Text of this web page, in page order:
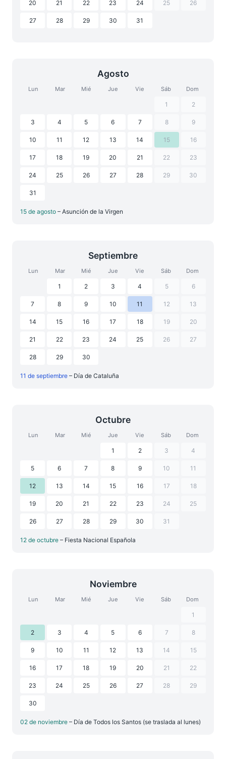
20 21 22 23 24 25 26
27 28 29 30 31
Agosto
Lun Mar Mié Jue Vie Sáb Dom
1 2
3 4 5 6 7 8 9
10 11 12 13 14 15 16
17 18 19 20 21 22 23
24 25 26 27 28 29 30
31
15 de agosto – Asunción de la Virgen
Septiembre
Lun Mar Mié Jue Vie Sáb Dom
1 2 3 4 5 6
7 8 9 10 11 12 13
14 15 16 17 18 19 20
21 22 23 24 25 26 27
28 29 30
11 de septiembre – Día de Cataluña
Octubre
Lun Mar Mié Jue Vie Sáb Dom
1 2 3 4
5 6 7 8 9 10 11
12 13 14 15 16 17 18
19 20 21 22 23 24 25
26 27 28 29 30 31
12 de octubre – Fiesta Nacional Española
Noviembre
Lun Mar Mié Jue Vie Sáb Dom
1
2 3 4 5 6 7 8
9 10 11 12 13 14 15
16 17 18 19 20 21 22
23 24 25 26 27 28 29
30
02 de noviembre – Día de Todos los Santos (se traslada al lunes)